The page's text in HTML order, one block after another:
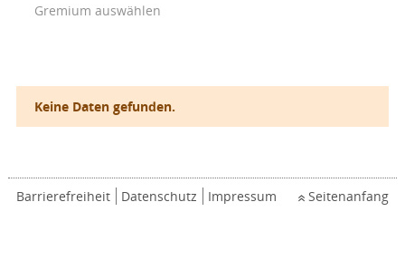
Gremium auswählen
Keine Daten gefunden.
Barrierefreiheit Datenschutz Impressum Seitenanfang